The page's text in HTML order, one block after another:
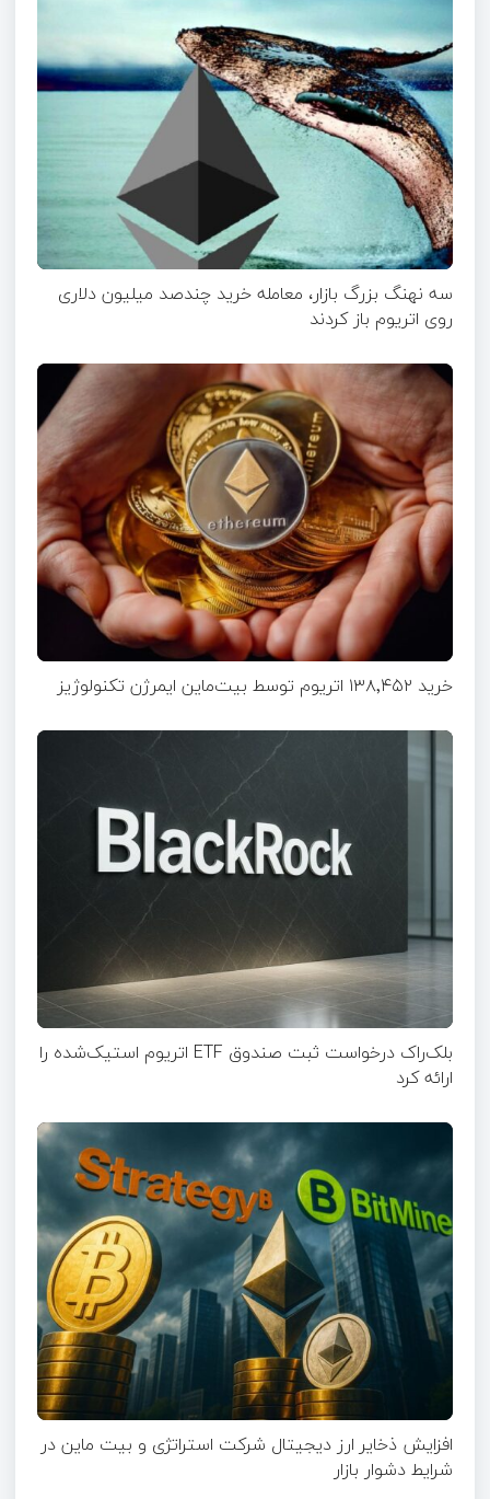
سه نهنگ بزرگ بازار، معامله خرید چندصد میلیون دلاری
روی اتریوم باز کردند
خرید ۱۳۸٬۴۵۲ اتریوم توسط بیت‌ماین ایمرژن تکنولوژیز
بلک‌راک درخواست ثبت صندوق ETF اتریوم استیک‌شده را
ارائه کرد
افزایش ذخایر ارز دیجیتال شرکت استراتژی و بیت ماین در
شرایط دشوار بازار